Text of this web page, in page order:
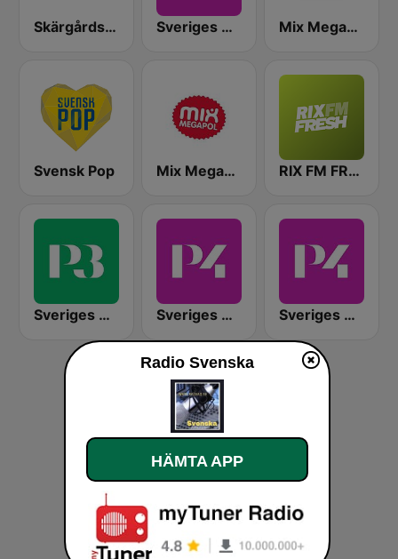
Skärgårdsradion Sveriges Radio P4 Göteborg Mix Megapol Göteborg
Svensk Pop Mix Megapol RIX FM FRESH
Sveriges Radio P3 Sveriges Radio P4 Halland Sveriges Radio P4 Kristianstad
Radio Svenska
HÄMTA APP